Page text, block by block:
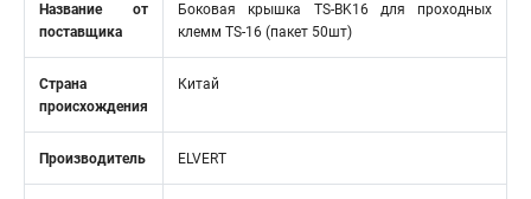
Название от
поставщика
Боковая крышка TS-BK16 для проходных
клемм TS-16 (пакет 50шт)
Страна
происхождения
Китай
Производитель ELVERT